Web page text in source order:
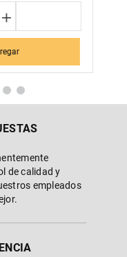
＋
de calidad y
empleados